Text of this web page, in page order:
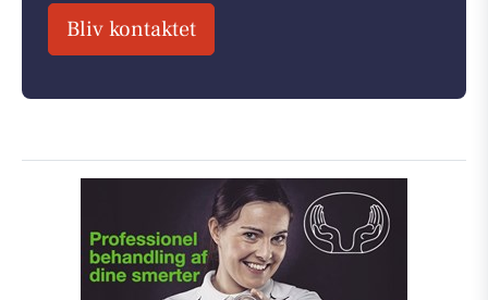
Bliv kontaktet